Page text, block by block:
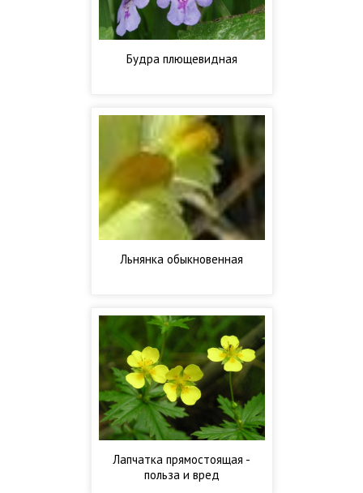
Будра плющевидная
Льнянка обыкновенная
Лапчатка прямостоящая -
польза и вред